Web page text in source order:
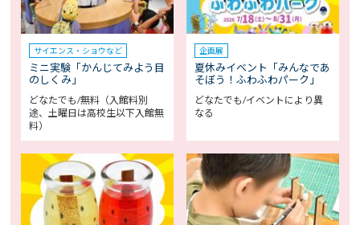
サイエンス・ショウなど
ミニ実験「かんじてみよう目
のしくみ」
どなたでも/無料（入館料別
途、土曜日は高校生以下入館無
料）
企画展
夏休みイベント「みんなであ
そぼう！ふわふわパーク」
どなたでも/イベントにより異
なる